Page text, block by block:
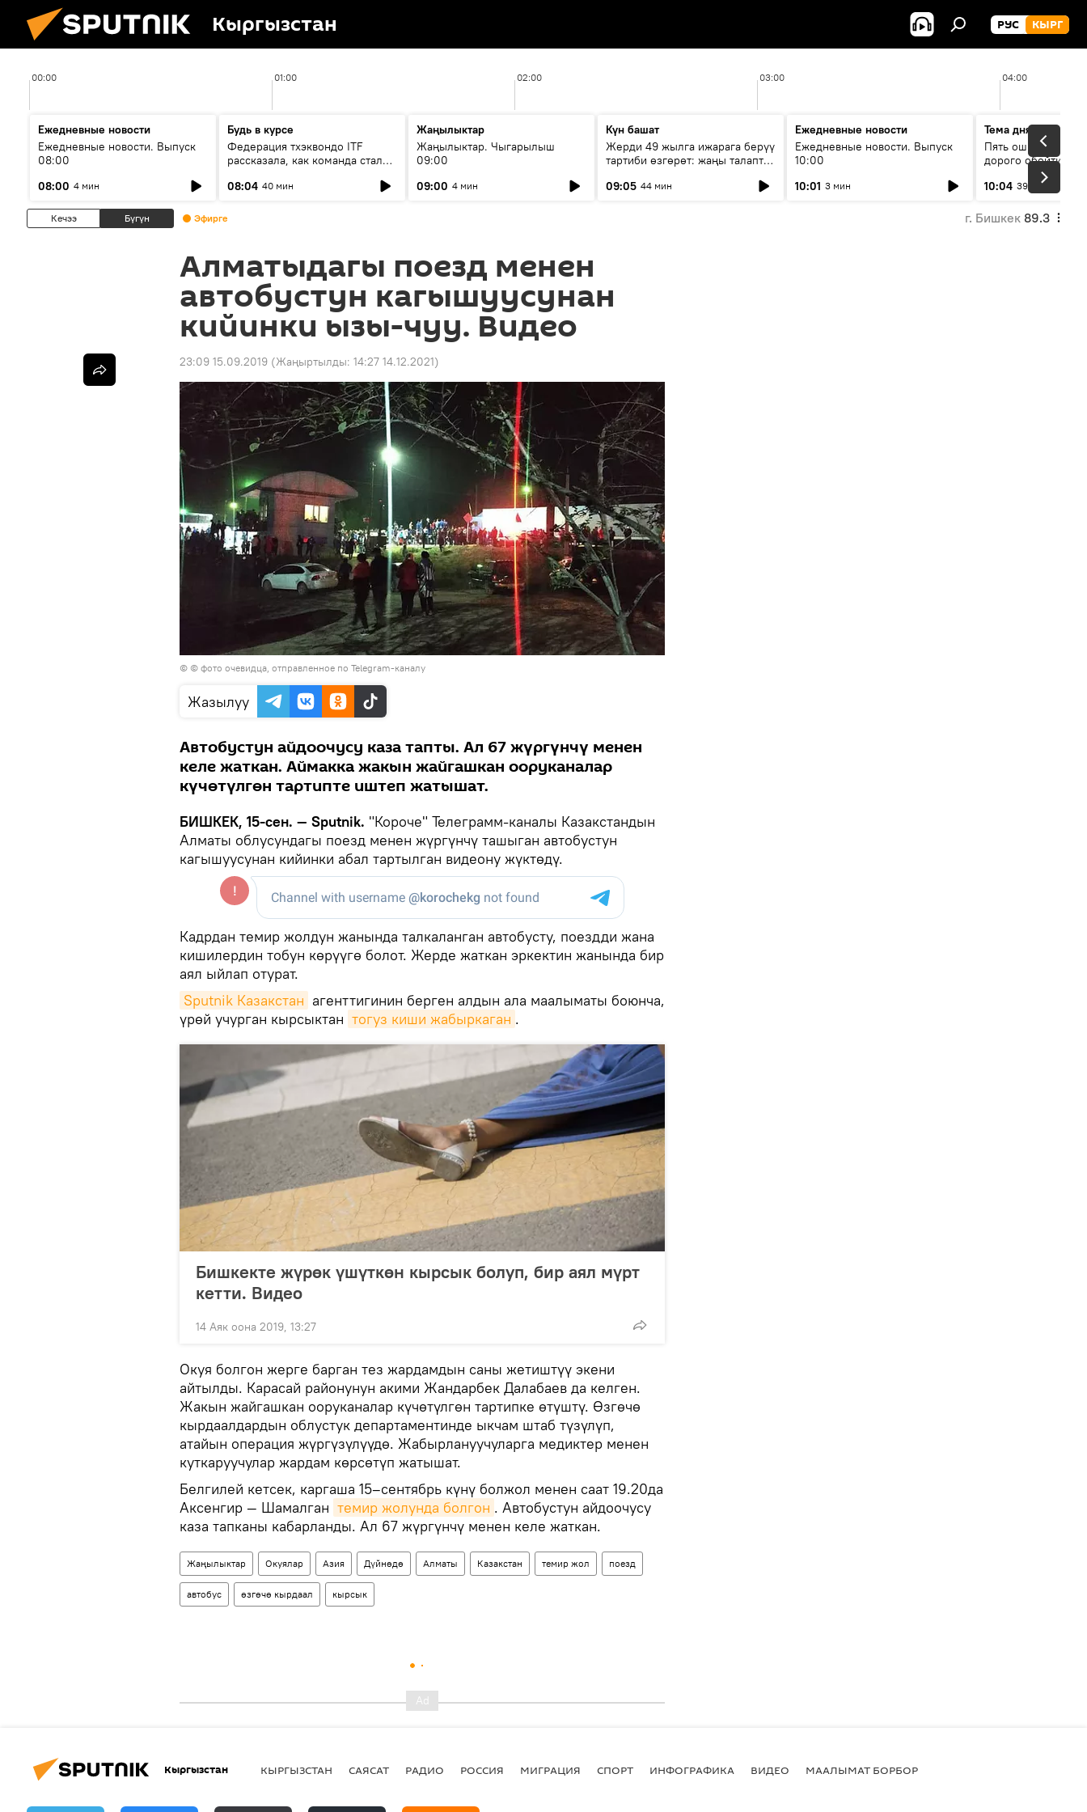
Кыргызстан РУС КЫРГ
00:00 01:00 02:00 03:00 04:00
Ежедневные новости
Ежедневные новости. Выпуск
08:00
08:00 4 мин
Будь в курсе
Федерация тхэквондо ITF
рассказала, как команда стала
08:04 40 мин
Жаңылыктар
Жаңылыктар. Чыгарылыш
09:00
09:00 4 мин
Күн башат
Жерди 49 жылга ижарага берүү
тартиби өзгөрөт: жаңы талаптар
09:05 44 мин
Ежедневные новости
Ежедневные новости. Выпуск
10:00
10:01 3 мин
Тема дня
Пять ошибок
дорого обойтись
10:04 39 мин
Кечээ Бүгүн Эфирге г. Бишкек 89.3
Алматыдагы поезд менен
автобустун кагышуусунан
кийинки ызы-чуу. Видео
23:09 15.09.2019 (Жаңыртылды: 14:27 14.12.2021)
© © фото очевидца, отправленное по Telegram-каналу
Жазылуу
Автобустун айдоочусу каза тапты. Ал 67 жүргүнчү менен
келе жаткан. Аймакка жакын жайгашкан ооруканалар
күчөтүлгөн тартипте иштеп жатышат.
БИШКЕК, 15-сен. — Sputnik. "Короче" Телеграмм-каналы Казакстандын
Алматы облусундагы поезд менен жүргүнчү ташыган автобустун
кагышуусунан кийинки абал тартылган видеону жүктөдү.
Кадрдан темир жолдун жанында талкаланган автобусту, поездди жана
кишилердин тобун көрүүгө болот. Жерде жаткан эркектин жанында бир
аял ыйлап отурат.
Sputnik Казакстан агенттигинин берген алдын ала маалыматы боюнча,
үрөй учурган кырсыктан тогуз киши жабыркаган .
Бишкекте жүрөк үшүткөн кырсык болуп, бир аял мүрт
кетти. Видео
14 Аяк оона 2019, 13:27
Окуя болгон жерге барган тез жардамдын саны жетиштүү экени
айтылды. Карасай районунун акими Жандарбек Далабаев да келген.
Жакын жайгашкан ооруканалар күчөтүлгөн тартипке өтүштү. Өзгөчө
кырдаалдардын облустук департаментинде ыкчам штаб түзүлүп,
атайын операция жүргүзүлүүдө. Жабырлануучуларга медиктер менен
куткаруучулар жардам көрсөтүп жатышат.
Белгилей кетсек, каргаша 15–сентябрь күнү болжол менен саат 19.20да
Аксенгир — Шамалган темир жолунда болгон . Автобустун айдоочусу
каза тапканы кабарланды. Ал 67 жүргүнчү менен келе жаткан.
Жаңылыктар Окуялар Азия Дүйнөдө Алматы Казакстан темир жол поезд
автобус өзгөчө кырдаал кырсык
Кыргызстан КЫРГЫЗСТАН САЯСАТ РАДИО РОССИЯ МИГРАЦИЯ СПОРТ ИНФОГРАФИКА ВИДЕО МААЛЫМАТ БОРБОР